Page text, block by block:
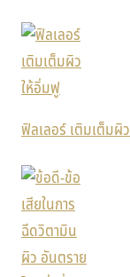
ฟิลเลอร์ เติมเต็มผิ